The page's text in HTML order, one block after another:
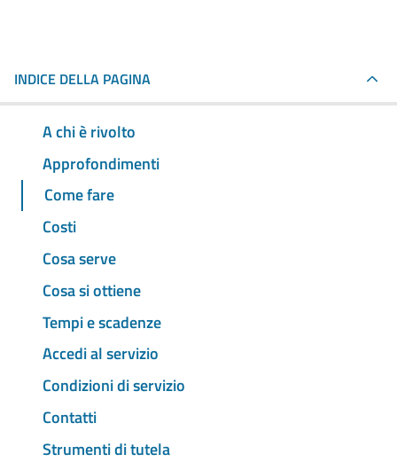
INDICE DELLA PAGINA
A chi è rivolto
Approfondimenti
Come fare
Costi
Cosa serve
Cosa si ottiene
Tempi e scadenze
Accedi al servizio
Condizioni di servizio
Contatti
Strumenti di tutela